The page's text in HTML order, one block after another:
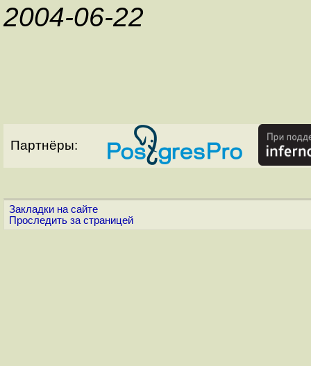
2004-06-22
Партнёры:
Закладки на сайте
Проследить за страницей